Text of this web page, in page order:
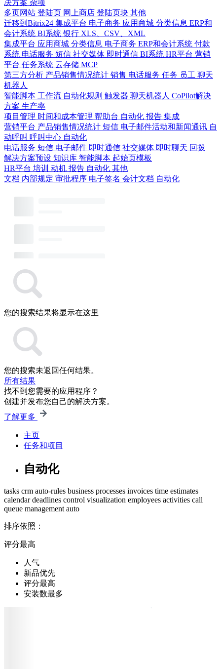
决方案 杂项
多页网站 登陆页 网上商店 登陆页块 其他
迁移到Bitrix24 集成平台 电子商务 应用商城 分类信息 ERP和
会计系统 BI系统 银行 XLS、CSV、XML
集成平台 应用商城 分类信息 电子商务 ERP和会计系统 付款
系统 电话服务 短信 社交媒体 即时通信 BI系统 HR平台 营销
平台 任务系统 云存储 MCP
第三方分析 产品销售情况统计 销售 电话服务 任务 员工 聊天
机器人
智能脚本 工作流 自动化规则 触发器 聊天机器人 CoPilot解决
方案 生产率
项目管理 时间和成本管理 帮助台 自动化 报告 集成
营销平台 产品销售情况统计 短信 电子邮件活动和新闻通讯 自
动呼叫 呼叫中心 自动化
电话服务 短信 电子邮件 即时通信 社交媒体 即时聊天 回拨
解决方案预设 知识库 智能脚本 起始页模板
HR平台 培训 动机 报告 自动化 其他
文档 内部规定 审批程序 电子签名 会计文档 自动化
您的搜索结果将显示在这里
您的搜索未返回任何结果。
所有结果
找不到您需要的应用程序？
创建并发布您自己的解决方案。
了解更多
主页
任务和项目
自动化
tasks crm auto-rules business processes invoices time estimates
calendar deadlines control visualization employees activities call
queue management auto
排序依照：
评分最高
人气
新品优先
评分最高
安装数最多